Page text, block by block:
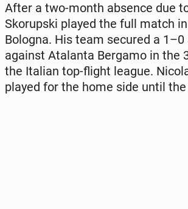
After a two-month absence due
Sko­rup­s­ki played the full match
Bologna. His team secured a 1–0
against Ata­lan­ta Bergamo in the
the Italian top-flight league.
played for the home side until